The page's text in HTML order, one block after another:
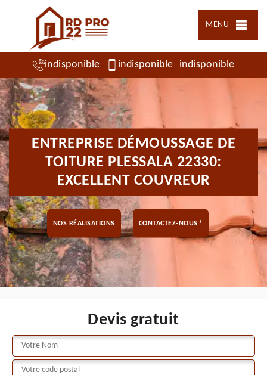
MENU
indisponible indisponible indisponible
ENTREPRISE DÉMOUSSAGE DE
TOITURE PLESSALA 22330:
EXCELLENT COUVREUR
NOS RÉALISATIONS CONTACTEZ-NOUS !
Devis gratuit